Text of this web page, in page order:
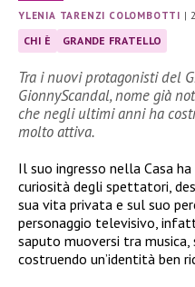
YLENIA TARENZI COLOMBOTTI |
CHI È GRANDE FRATELLO
Tra i nuovi protagonisti del
GionnyScandal, nome già
che negli ultimi anni ha
molto attiva.
Il suo ingresso nella Casa
curiosità degli spettatori,
sua vita privata e sul suo
personaggio televisivo,
saputo muoversi tra
costruendo un’identità ben